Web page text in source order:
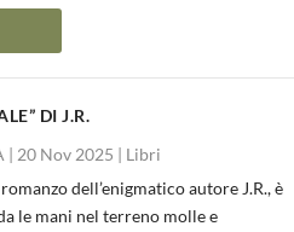
DI J.R.
| 20 Nov 2025 | Libri
dell’enigmatico autore J.R., è
le mani nel terreno molle e